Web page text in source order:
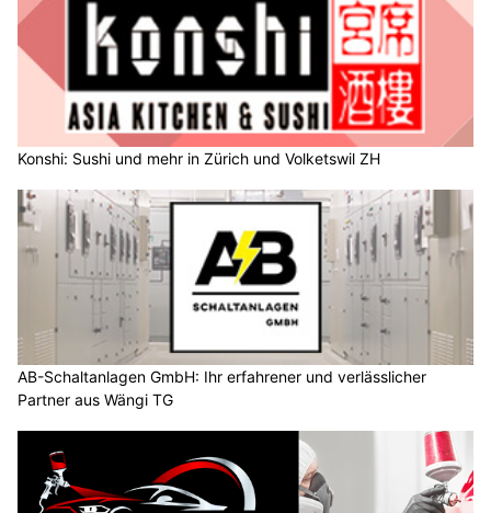
Konshi: Sushi und mehr in Zürich und Volketswil ZH
AB-Schaltanlagen GmbH: Ihr erfahrener und verlässlicher
Partner aus Wängi TG